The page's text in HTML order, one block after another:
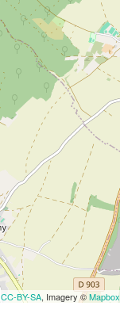
CC-BY-SA, Imagery ©Mapbox